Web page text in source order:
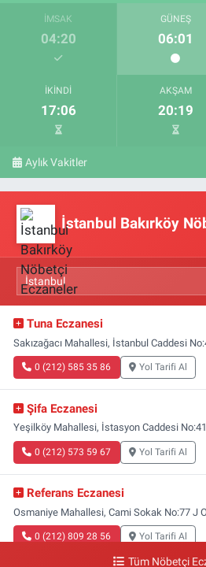
İMSAK
04:20
GÜNEŞ
06:01
İKINDI
17:06
AKŞAM
20:19
Aylık Vakitler
İstanbul Bakırköy
Tuna Eczanesi
Sakızağacı Mahallesi, İstanbul Caddesi
0 (212) 585 35 86 Yol Tarifi Al
Şifa Eczanesi
Yeşilköy Mahallesi, İstasyon Caddesi
0 (212) 573 59 67 Yol Tarifi Al
Referans Eczanesi
Osmaniye Mahallesi, Cami Sokak No:77 J
0 (212) 809 28 56 Yol Tarifi Al
Tüm Nöbetçi